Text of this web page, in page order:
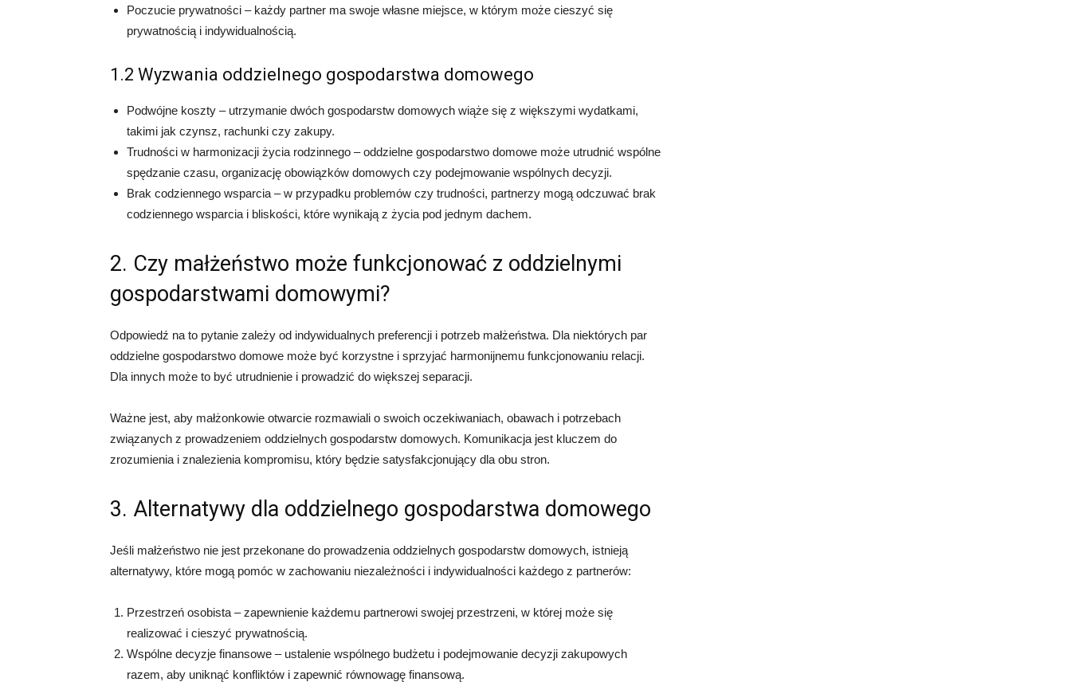
Poczucie prywatności – każdy partner ma swoje własne miejsce, w którym może cieszyć się
prywatnością i indywidualnością.
1.2 Wyzwania oddzielnego gospodarstwa domowego
Podwójne koszty – utrzymanie dwóch gospodarstw domowych wiąże się z większymi wydatkami,
takimi jak czynsz, rachunki czy zakupy.
Trudności w harmonizacji życia rodzinnego – oddzielne gospodarstwo domowe może utrudnić wspólne
spędzanie czasu, organizację obowiązków domowych czy podejmowanie wspólnych decyzji.
Brak codziennego wsparcia – w przypadku problemów czy trudności, partnerzy mogą odczuwać brak
codziennego wsparcia i bliskości, które wynikają z życia pod jednym dachem.
2. Czy małżeństwo może funkcjonować z oddzielnymi
gospodarstwami domowymi?
Odpowiedź na to pytanie zależy od indywidualnych preferencji i potrzeb małżeństwa. Dla niektórych par
oddzielne gospodarstwo domowe może być korzystne i sprzyjać harmonijnemu funkcjonowaniu relacji.
Dla innych może to być utrudnienie i prowadzić do większej separacji.
Ważne jest, aby małżonkowie otwarcie rozmawiali o swoich oczekiwaniach, obawach i potrzebach
związanych z prowadzeniem oddzielnych gospodarstw domowych. Komunikacja jest kluczem do
zrozumienia i znalezienia kompromisu, który będzie satysfakcjonujący dla obu stron.
3. Alternatywy dla oddzielnego gospodarstwa domowego
Jeśli małżeństwo nie jest przekonane do prowadzenia oddzielnych gospodarstw domowych, istnieją
alternatywy, które mogą pomóc w zachowaniu niezależności i indywidualności każdego z partnerów:
Przestrzeń osobista – zapewnienie każdemu partnerowi swojej przestrzeni, w której może się
realizować i cieszyć prywatnością.
Wspólne decyzje finansowe – ustalenie wspólnego budżetu i podejmowanie decyzji zakupowych
razem, aby uniknąć konfliktów i zapewnić równowagę finansową.